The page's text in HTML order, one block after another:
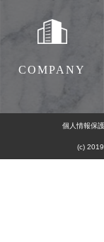
COMPANY
個人情報保
(c)